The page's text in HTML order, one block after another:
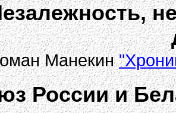
Манекин
России и